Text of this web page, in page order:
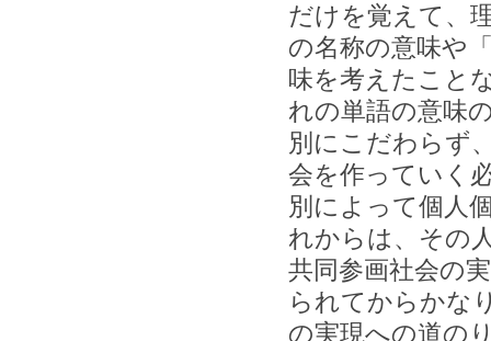
だけを覚えて、
の名称の意味や
味を考えたこと
れの単語の意味
別にこだわらず
会を作っていく
別によって個人
れからは、その
共同参画社会の
られてからかな
の実現への道の